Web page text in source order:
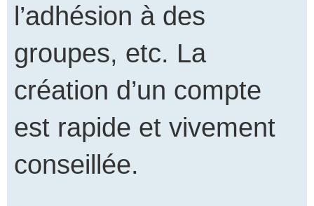
l’adhésion à des
groupes, etc. La
création d’un compte
est rapide et vivement
conseillée.